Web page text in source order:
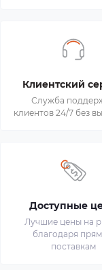
Клиентский
Служба
клиентов 24/7 без
Доступные
Лучшие цены на
благодаря
поставкам